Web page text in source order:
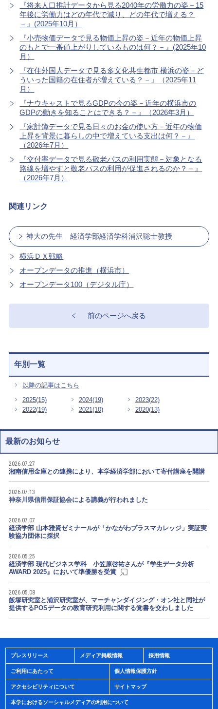
『将来人口推計データから見る2040年の労働力の姿－15
年後に労働力はどの年代で減り、どの年代で増える？
－』(2025年10月）
『小売物価データで見る物価上昇の姿－近年の物価上昇
のもとで一番値上がりしているものは何？－』(2025年10
月）
『在住外国人データで見る多文化共生都市 横浜の姿－ど
ういった国籍の在住者が増えている？－』（2025年11
月）
『ナウキャストで見るGDPの今の姿－近年の横浜市の
GDPの動きを知ることはできる？－』（2026年3月）
『家計簿データで見る日々のお金の使い方－近年の物価
上昇を背景に暮らしの中で増えている支出は何？－』
（2026年7月）
『交付率データで見る敬老パスの利用実態－対象となる
路線を増やすと敬老パスの利用が促進されるのか？－』
（2026年7月）
関連リンク
神大の先生 経済学部経済学科浦沢聡士教授
横浜ＤＸ戦略
オープンデータの推進（横浜市）
オープンデータ100（デジタル庁）
前のページへ戻る
年別一覧
以降の記事はこちら
2025(15) 2024(19) 2023(22)
2022(19) 2021 (10) 2020(13)
最新のお知らせ
2026.07.27
湘南信用金庫との連携により、本学経済学部において寄付講座を開講
2026.07.13
神奈川県信用保証協会による講義が行われました
2026.07.07
経済学部 山本雅資ゼミナールが「かながわプラスマカレッジ」実証実
験協力団体に採択
2026.05.25
経済学部 現代ビジネス学科 小笠原啓祐さんが『学生データ分析
AWARD 2025』において準優勝を受賞
2026.05.08
飯塚研究室と浦沢研究室が、マーチャンダイジング・オン社と同社が
提供するPOSデータの教育研究利用に関する覚書を交わしました
プレスリリース メディア掲載情報 採用情報
ご利用にあたって 個人情報保護方針
アクセシビリティについて サイトマップ
本学におけるソーシャルメディアの利用について